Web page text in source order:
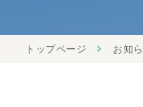
トップページ お知